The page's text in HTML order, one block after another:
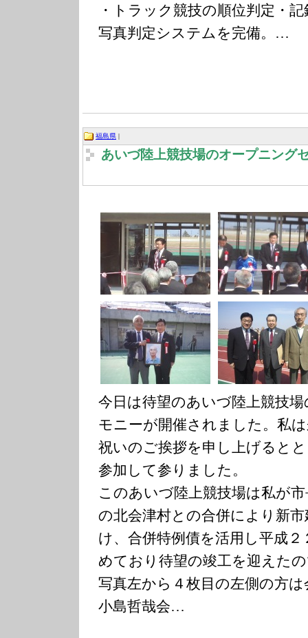
・トラック競技の順位判定・
写真判定システムを完備。…
福島県 |
あいづ陸上競技場のオープニング
今日は待望のあいづ陸上競技
モニーが開催されました。私
祝いのご挨拶を申し上げると
参加して参りました。
このあいづ陸上競技場は私が
の北会津村との合併により新
け、合併特例債を活用し平成
めており待望の竣工を迎えた
写真左から４枚目の左側の方
小島哲哉会…